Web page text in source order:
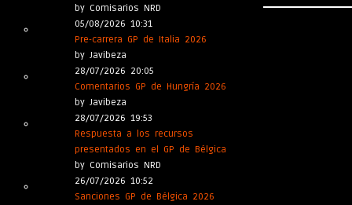
by Comisarios NRD
05/08/2026 10:31
Pre-carrera GP de Italia 2026
by Javibeza
28/07/2026 20:05
Comentarios GP de Hungría 2026
by Javibeza
28/07/2026 19:53
Respuesta a los recursos
presentados en el GP de Bélgica
by Comisarios NRD
26/07/2026 10:52
Sanciones GP de Bélgica 2026